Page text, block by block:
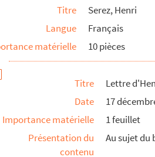
Rouergue
Titre
Serez, Henri
Langue
Français
matérielle
10 pièces
Titre
Lettre
Date
17
Importance matérielle
1 feuillet
Présentation du
contenu
Au sujet du